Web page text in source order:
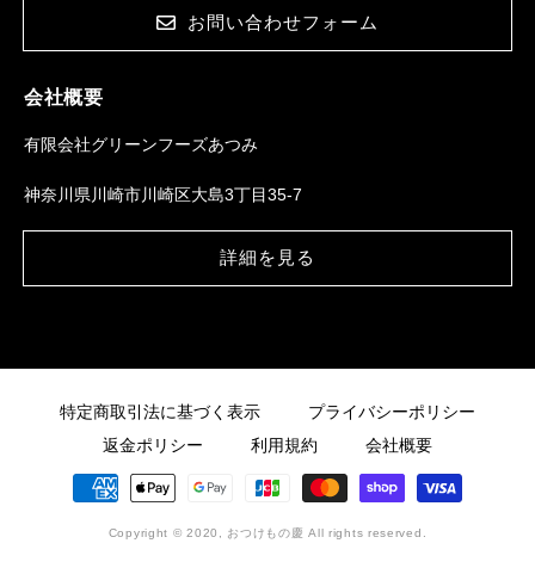
お問い合わせフォーム
会社概要
有限会社グリーンフーズあつみ
神奈川県川崎市川崎区大島3丁目35-7
詳細を見る
特定商取引法に基づく表示
プライバシーポリシー
返金ポリシー
利用規約 会社概要
決
済
Copyright © 2020, おつけもの慶 All rights reserved.